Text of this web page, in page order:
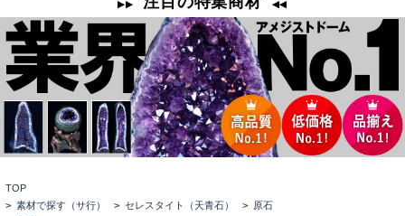
TOP
> 素材で探す（サ行） > セレスタイト（天青石） > 原石